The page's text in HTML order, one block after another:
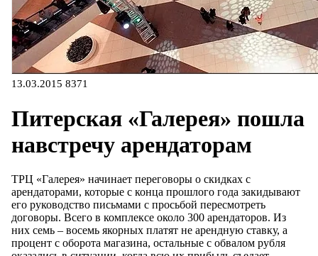
13.03.2015 8371
Питерская «Галерея» пошла
навстречу арендаторам
ТРЦ «Галерея» начинает переговоры о скидках с
арендаторами, которые с конца прошлого года закидывают
его руководство письмами с просьбой пересмотреть
договоры. Всего в комплексе около 300 арендаторов. Из
них семь – восемь якорных платят не арендную ставку, а
процент с оборота магазина, остальные с обвалом рубля